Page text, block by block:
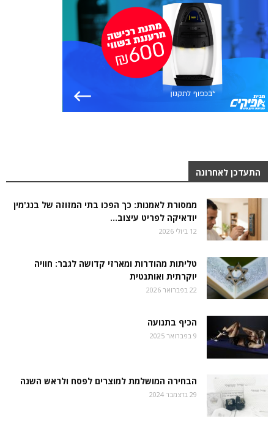
התעדכן לאחרונה
ממסורת לאמנות: כך הפכו בתי המזוזה של בנג'מין
יודאיקה לפריט עיצוב...
12 ביולי 2026
טליתות מהודרות ומארזי קדושה לגבר: חוויה
יוקרתית ואותנטית
22 בפברואר 2026
הכיף בתנועה
9 בפברואר 2025
הבחירה המושלמת למוצרים לפסח ולראש השנה
29 בדצמבר 2024